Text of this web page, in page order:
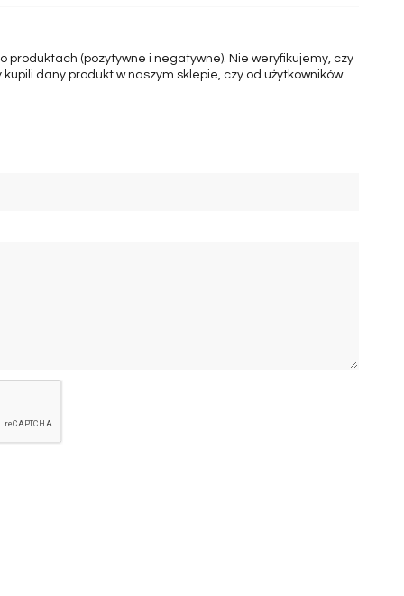
produktach (pozytywne i negatywne). Nie weryfikujemy, czy
dany produkt w naszym sklepie, czy od użytkowników